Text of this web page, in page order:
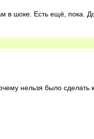
в шоке. Есть ещё, пока.
нельзя было сделать